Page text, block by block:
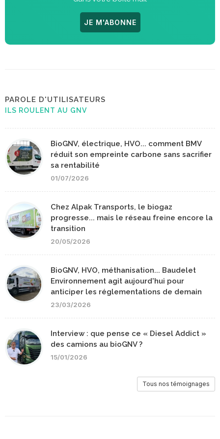
JE M'ABONNE
PAROLE D'UTILISATEURS
ILS ROULENT AU GNV
BioGNV, électrique, HVO... comment BMV
réduit son empreinte carbone sans sacrifier
sa rentabilité
01/07/2026
Chez Alpak Transports, le biogaz
progresse... mais le réseau freine encore la
transition
20/05/2026
BioGNV, HVO, méthanisation... Baudelet
Environnement agit aujourd'hui pour
anticiper les réglementations de demain
23/03/2026
Interview : que pense ce « Diesel Addict »
des camions au bioGNV ?
15/01/2026
Tous nos témoignages